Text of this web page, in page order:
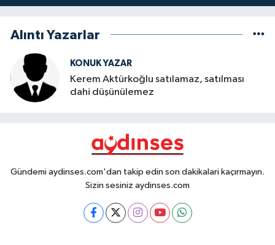
Alıntı Yazarlar
KONUK YAZAR
Kerem Aktürkoğlu satılamaz, satılması
dahi düşünülemez
Gündemi aydinses.com'dan takip edin son dakikalari kaçırmayın.
Sizin sesiniz aydinses.com